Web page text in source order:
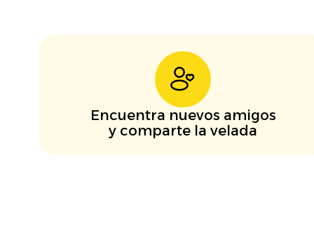
Encuentra nuevos amigos
y comparte la velada